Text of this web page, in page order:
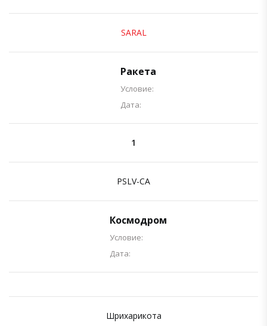
SARAL
Ракета
Условие:
Дата:
1
PSLV-CA
Космодром
Условие:
Дата:
Шрихарикота